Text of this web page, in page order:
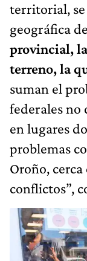
territorial, se
geográfica
provincial,
terreno, la
suman el
federales no
en lugares
problemas
Oroño,
conflictos”,